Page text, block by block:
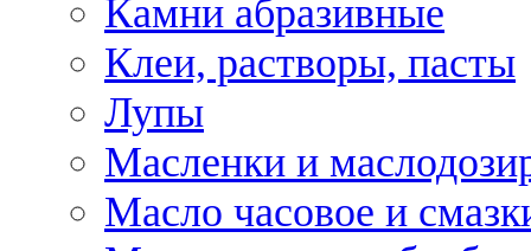
Камни абразивные
Клеи, растворы, пасты
Лупы
Масленки и
Масло часовое и